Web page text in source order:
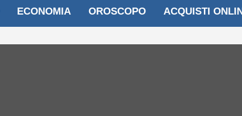
ECONOMIA OROSCOPO ACQUISTI